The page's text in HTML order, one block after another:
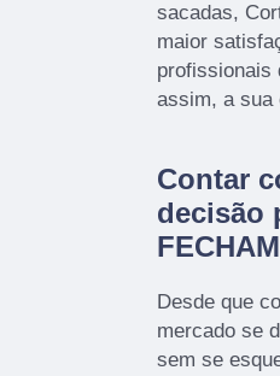
sacadas,
maior
profissionais
assim, a sua
Contar
decisão
Desde que
mercado se
sem se